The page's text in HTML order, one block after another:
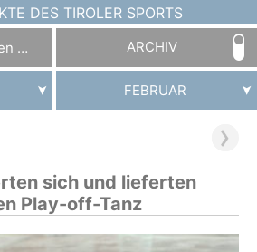
DES TIROLER SPORTS
ARCHIV
FEBRUAR
sich und lieferten
Play-off-Tanz